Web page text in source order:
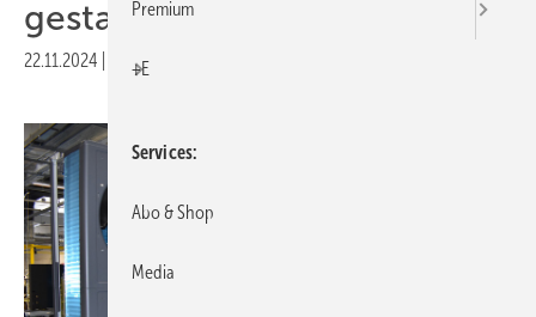
gestartet
22.11.2024 Druckvorschau
Premium
+E
Services
Abo & Shop
Media